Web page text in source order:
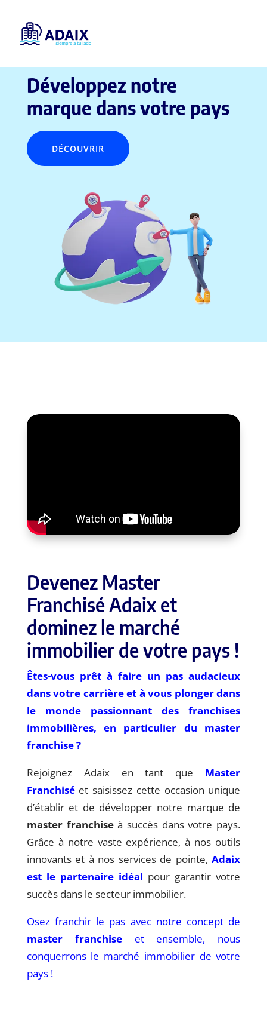
Développez notre
marque dans votre pays
DÉCOUVRIR
Devenez Master
Franchisé Adaix et
dominez le marché
immobilier de votre pays !
Êtes-vous prêt à faire un pas audacieux
dans votre carrière et à vous plonger dans
le monde passionnant des franchises
immobilières, en particulier du master
franchise?
Rejoignez Adaix en tant que Master
Franchiséet saisissez cette occasion unique
d’établir et de développer notre marque de
master franchiseà succès dans votre pays.
Grâce à notre vaste expérience, à nos outils
innovants et à nos services de pointe,Adaix
est le partenaire idéal pour garantir votre
succès dans le secteur immobilier.
Osez franchir le pas avec notre concept de
master franchiseet ensemble, nous
conquerrons le marché immobilier de votre
pays !